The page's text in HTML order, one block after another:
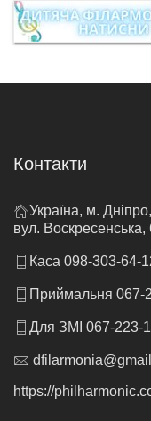
Контакти
Україна, м. Дніпро,
вул. Воскресенська,
Каса 098-303-64-
Приймальня 067-
Для ЗМІ 067-223-
https://